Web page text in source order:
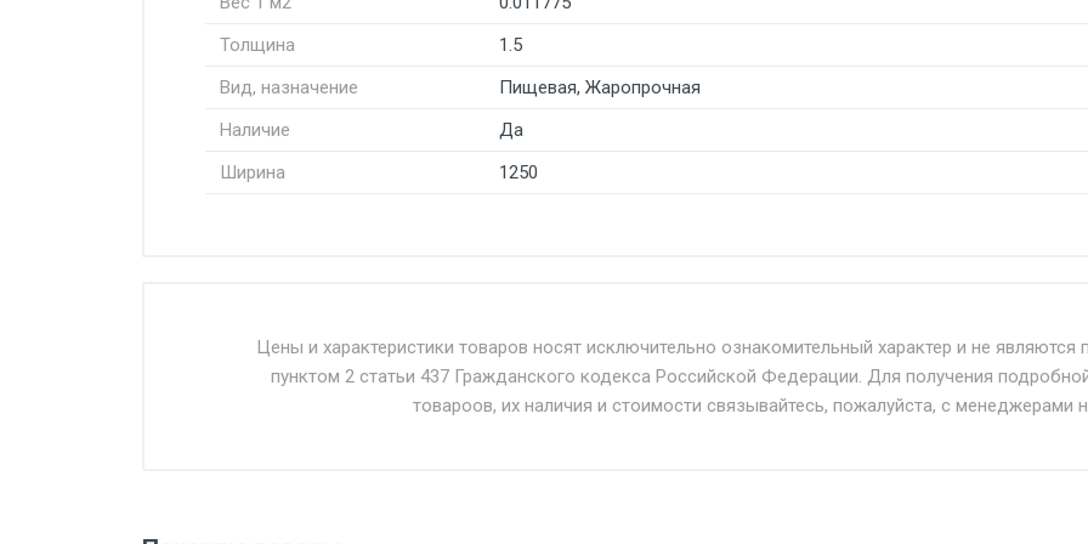
Толщина
1.5
Вид, назначение
Пищевая, Жаропрочная
Наличие
Да
Ширина
1250
Доставка осуществляется собственным и наёмным транспортом, стоимость доставки
Въезд на ТТК и Садовое кольцо + от 500.
Цены и характеристики товаров носят исключительно ознакомительный характер и не
пунктом 2 статьи 437 Гражданского кодекса Российской Федерации. Для получения
товароов, их наличия и стоимости связывайтесь, пожалуйста, с менеджерами